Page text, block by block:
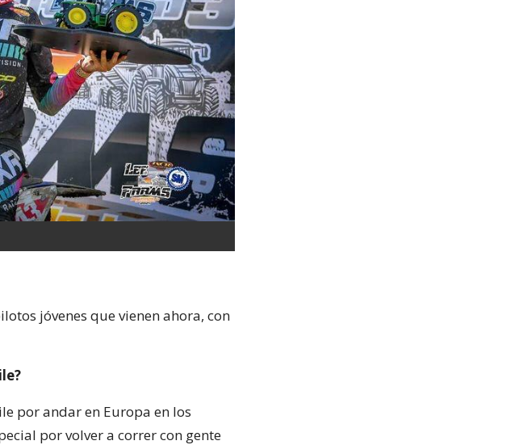
jóvenes que vienen ahora, con
por andar en Europa en los
por volver a correr con gente